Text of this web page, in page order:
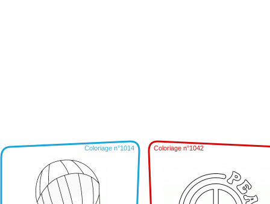
Coloriage n°1014 Coloriage n°1042